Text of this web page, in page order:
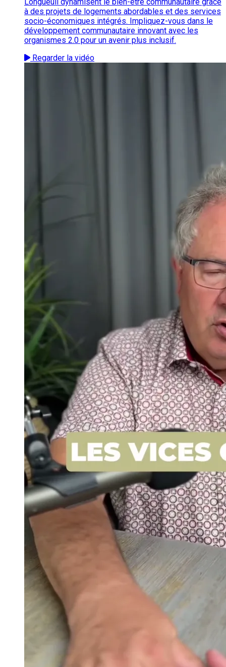
à des projets de logements abordables et des services
socio-économiques intégrés. Impliquez-vous dans le
développement communautaire innovant avec les
organismes 2.0 pour un avenir plus inclusif.
Regarder la vidéo